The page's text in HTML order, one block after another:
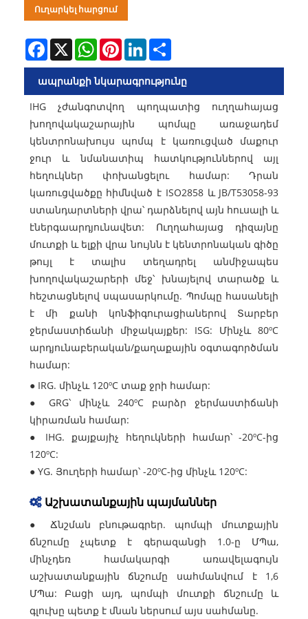
Ուղարկել հարցում
Facebook
X WhatsAppPinterestLinkedIn
ապրանքի նկարագրությունը
IHG չժանգոտվող պողպատից ուղղահայաց
խողովակաշարային պոմպը առաջադեմ
կենտրոնախույս պոմպ է կառուցված մաքուր
ջուր և նմանատիպ հատկություններով այլ
հեղուկներ փոխանցելու համար: Դրան
կառուցվածքը հիմնված է ISO2858 և JB/T53058-93
ստանդարտների վրա՝ դարձնելով այն հուսալի և
էներգաարդյունավետ: Ուղղահայաց դիզայնը
մուտքի և ելքի վրա նույնն է կենտրոնական գիծը
թույլ է տալիս տեղադրել անմիջապես
խողովակաշարերի մեջ՝ խնայելով տարածք և
հեշտացնելով սպասարկումը. Պոմպը հասանելի
է մի քանի կոնֆիգուրացիաներով Տարբեր
ջերմաստիճանի միջակայքեր: ISG: Մինչև 80ºC
արդյունաբերական/քաղաքային օգտագործման
համար:
● IRG. մինչև 120ºC տաք ջրի համար:
● GRG՝ մինչև 240ºC բարձր ջերմաստիճանի
կիրառման համար:
● IHG. քայքայիչ հեղուկների համար՝ -20ºC-ից
120ºC:
● YG. Յուղերի համար՝ -20ºC-ից մինչև 120ºC:
Աշխատանքային պայմաններ
● Ճնշման բնութագրեր. պոմպի մուտքային
ճնշումը չպետք է գերազանցի 1.0-ը ՄՊա,
մինչդեռ համակարգի առավելագույն
աշխատանքային ճնշումը սահմանվում է 1,6
ՄՊա: Բացի այդ, պոմպի մուտքի ճնշումը և
գլուխը պետք է մնան ներսում այս սահմանը.